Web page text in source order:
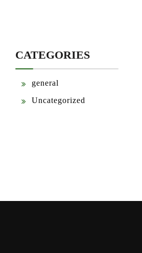
CATEGORIES
general
Uncategorized